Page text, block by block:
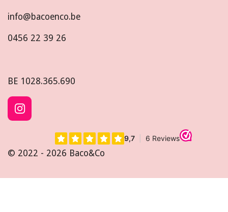
info@bacoenco.be
0456 22 39 26
BE 1028.365.690
I
n
a
r
© 2022 - 2026 Baco&Co